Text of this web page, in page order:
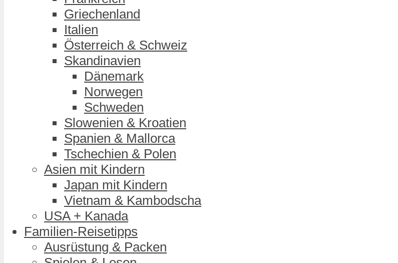
Griechenland
Italien
Österreich & Schweiz
Skandinavien
Dänemark
Norwegen
Schweden
Slowenien & Kroatien
Spanien & Mallorca
Tschechien & Polen
Asien mit Kindern
Japan mit Kindern
Vietnam & Kambodscha
USA + Kanada
Familien-Reisetipps
Ausrüstung & Packen